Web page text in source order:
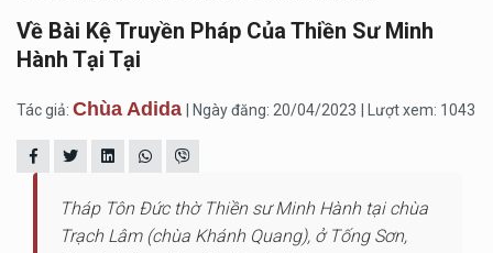
Về Bài Kệ Truyền Pháp Của Thiền Sư Minh
Hành Tại Tại
Tác giả: Chùa Adida | Ngày đăng: 20/04/2023 | Lượt xem: 1043
Tháp Tôn Đức thờ Thiền sư Minh Hành tại chùa
Trạch Lâm (chùa Khánh Quang), ở Tống Sơn,